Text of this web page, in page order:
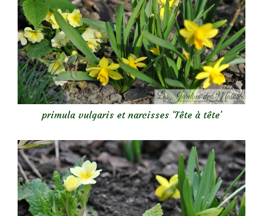
primula vulgaris et narcisses ‘Tête à tête’